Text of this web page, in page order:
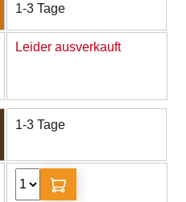
1-3 Tage
Leider ausverkauft
1-3 Tage